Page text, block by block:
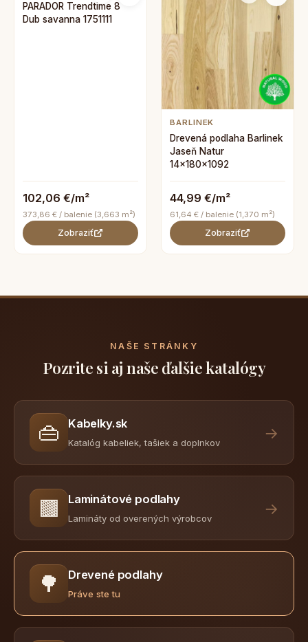
PARADOR Trendtime 8
Dub savanna 1751111
102,06 €/m²
373,86 € / balenie (3,663 m²)
Zobraziť
BARLINEK
Drevená podlaha Barlinek
Jaseň Natur
14x180x1092
44,99 €/m²
61,64 € / balenie (1,370 m²)
Zobraziť
NAŠE STRÁNKY
Pozrite si aj naše ďalšie katalógy
👜 Kabelky.sk
Katalóg kabeliek, tašiek a doplnkov
→
🟫 Laminátové podlahy
Lamináty od overených výrobcov
→
🌳 Drevené podlahy
Práve ste tu